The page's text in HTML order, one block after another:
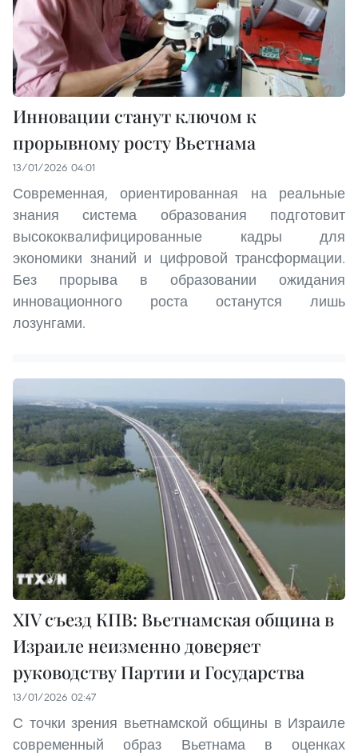
Инновации станут ключом к
прорывному росту Вьетнама
13/01/2026 04:01
Современная, ориентированная на реальные
знания система образования подготовит
высококвалифицированные кадры для
экономики знаний и цифровой трансформации.
Без прорыва в образовании ожидания
инновационного роста останутся лишь
лозунгами.
XIV съезд КПВ: Вьетнамская община в
Израиле неизменно доверяет
руководству Партии и Государства
13/01/2026 02:47
С точки зрения вьетнамской общины в Израиле
современный образ Вьетнама в оценках